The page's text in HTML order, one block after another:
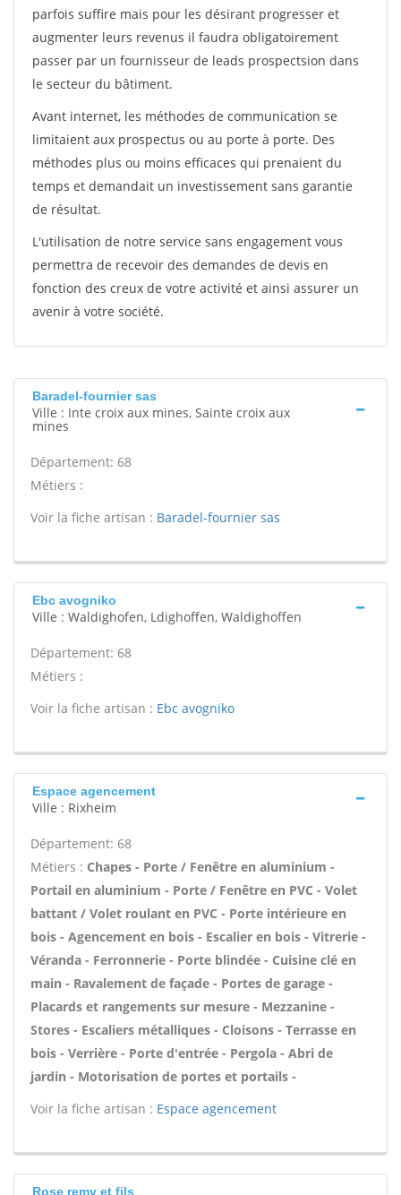
parfois suffire mais pour les désirant progresser et
augmenter leurs revenus il faudra obligatoirement
passer par un fournisseur de leads prospectsion dans
le secteur du bâtiment.
Avant internet, les méthodes de communication se
limitaient aux prospectus ou au porte à porte. Des
méthodes plus ou moins efficaces qui prenaient du
temps et demandait un investissement sans garantie
de résultat.
L'utilisation de notre service sans engagement vous
permettra de recevoir des demandes de devis en
fonction des creux de votre activité et ainsi assurer un
avenir à votre société.
Baradel-fournier sas
Ville : Inte croix aux mines, Sainte croix aux
mines
Département: 68
Métiers :
Voir la fiche artisan : Baradel-fournier sas
Ebc avogniko
Ville : Waldighofen, Ldighoffen, Waldighoffen
Département: 68
Métiers :
Voir la fiche artisan : Ebc avogniko
Espace agencement
Ville : Rixheim
Département: 68
Métiers : Chapes - Porte / Fenêtre en aluminium -
Portail en aluminium - Porte / Fenêtre en PVC - Volet
battant / Volet roulant en PVC - Porte intérieure en
bois - Agencement en bois - Escalier en bois - Vitrerie -
Véranda - Ferronnerie - Porte blindée - Cuisine clé en
main - Ravalement de façade - Portes de garage -
Placards et rangements sur mesure - Mezzanine -
Stores - Escaliers métalliques - Cloisons - Terrasse en
bois - Verrière - Porte d'entrée - Pergola - Abri de
jardin - Motorisation de portes et portails -
Voir la fiche artisan : Espace agencement
Rose remy et fils